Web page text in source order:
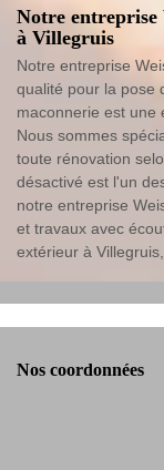
Notre entreprise
à Villegruis
Notre entreprise
qualité pour la pose
maconnerie est une
Nous sommes
toute rénovation
désactivé est l'un
notre entreprise
et travaux avec
extérieur à
Nos coordonnées